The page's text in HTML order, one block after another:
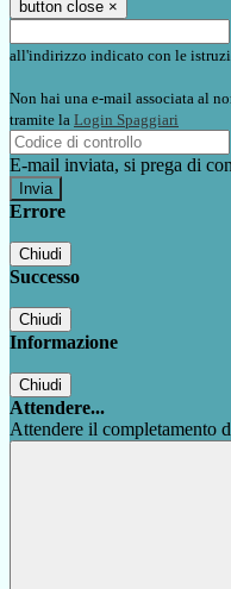
button close ×
all'indirizzo indicato con le
Non hai una e-mail associata al
tramite la Login Spaggiari
E-mail inviata, si prega di
Errore
Chiudi
Successo
Chiudi
Informazione
Chiudi
Attendere...
Attendere il completamento